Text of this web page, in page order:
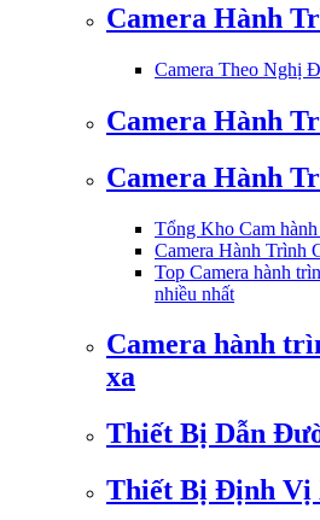
Camera Hành
Camera Theo Nghị
Camera Hành
Camera Hành
Tổng Kho Cam
Camera Hành Trình
Top Camera hành
nhiều nhất
Camera hành
xa
Thiết Bị Dẫn
Thiết Bị Định Vị